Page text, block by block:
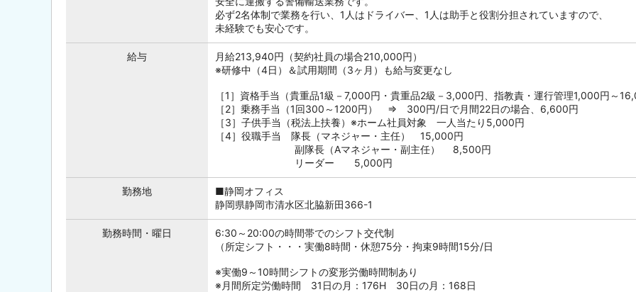
必ず2名体制で業務を行い、1人はドライバー、1人は助手と役割分担されていますので、
未経験でも安心です。
給与
月給213,940円（契約社員の場合210,000円）
※研修中（4日）＆試用期間（3ヶ月）も給与変更なし
［1］資格手当（貴重品1級－7,000円・貴重品2級－3,000円、指教責・運行管理1,000円～
［2］乗務手当（1回300～1200円） ⇒ 300円/日で月間22日の場合、6,600円
［3］子供手当（税法上扶養）※ホーム社員対象 一人当たり5,000円
［4］役職手当 隊長（マネジャー・主任） 15,000円
副隊長（Aマネジャー・副主任） 8,500円
リーダー 5,000円
勤務地
■静岡オフィス
静岡県静岡市清水区北脇新田366-1
勤務時間・曜日
6:30～20:00の時間帯でのシフト交代制
（所定シフト・・・実働8時間・休憩75分・拘束9時間15分/日
※実働9～10時間シフトの変形労働時間制あり
※月間所定労働時間 31日の月：176H 30日の月：168日